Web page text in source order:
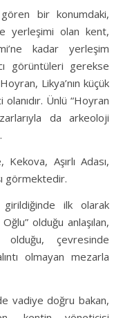
gören bir konumdaki,
yerleşimi olan kent,
kadar yerleşim
görüntüleri gerekse
Likya’nın küçük
Ünlü “Hoyran
da arkeoloji
Aşırlı Adası,
görmektedir.
girildiğinde ilk olarak
olduğu anlaşılan,
çevresinde
olmayan mezarla
vadiye doğru bakan,